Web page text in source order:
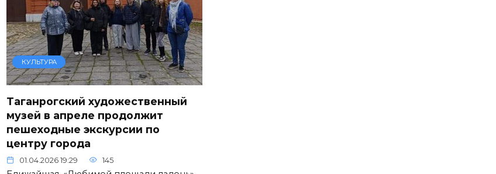
КУЛЬТУРА
Таганрогский художественный
музей в апреле продолжит
пешеходные экскурсии по
центру города
01.04.2026 19:29 145